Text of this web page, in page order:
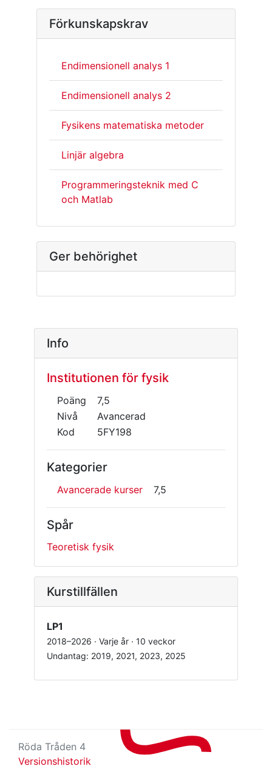
Förkunskapskrav
Endimensionell analys 1
Endimensionell analys 2
Fysikens matematiska metoder
Linjär algebra
Programmeringsteknik med C
och Matlab
Ger behörighet
Info
Institutionen för fysik
Poäng
7,5
Nivå
Avancerad
Kod
5FY198
Kategorier
Avancerade kurser 7,5
Spår
Teoretisk fysik
Kurstillfällen
LP1
2018–2026 · Varje år · 10 veckor
Undantag: 2019, 2021, 2023, 2025
Röda Tråden 4
Versionshistorik